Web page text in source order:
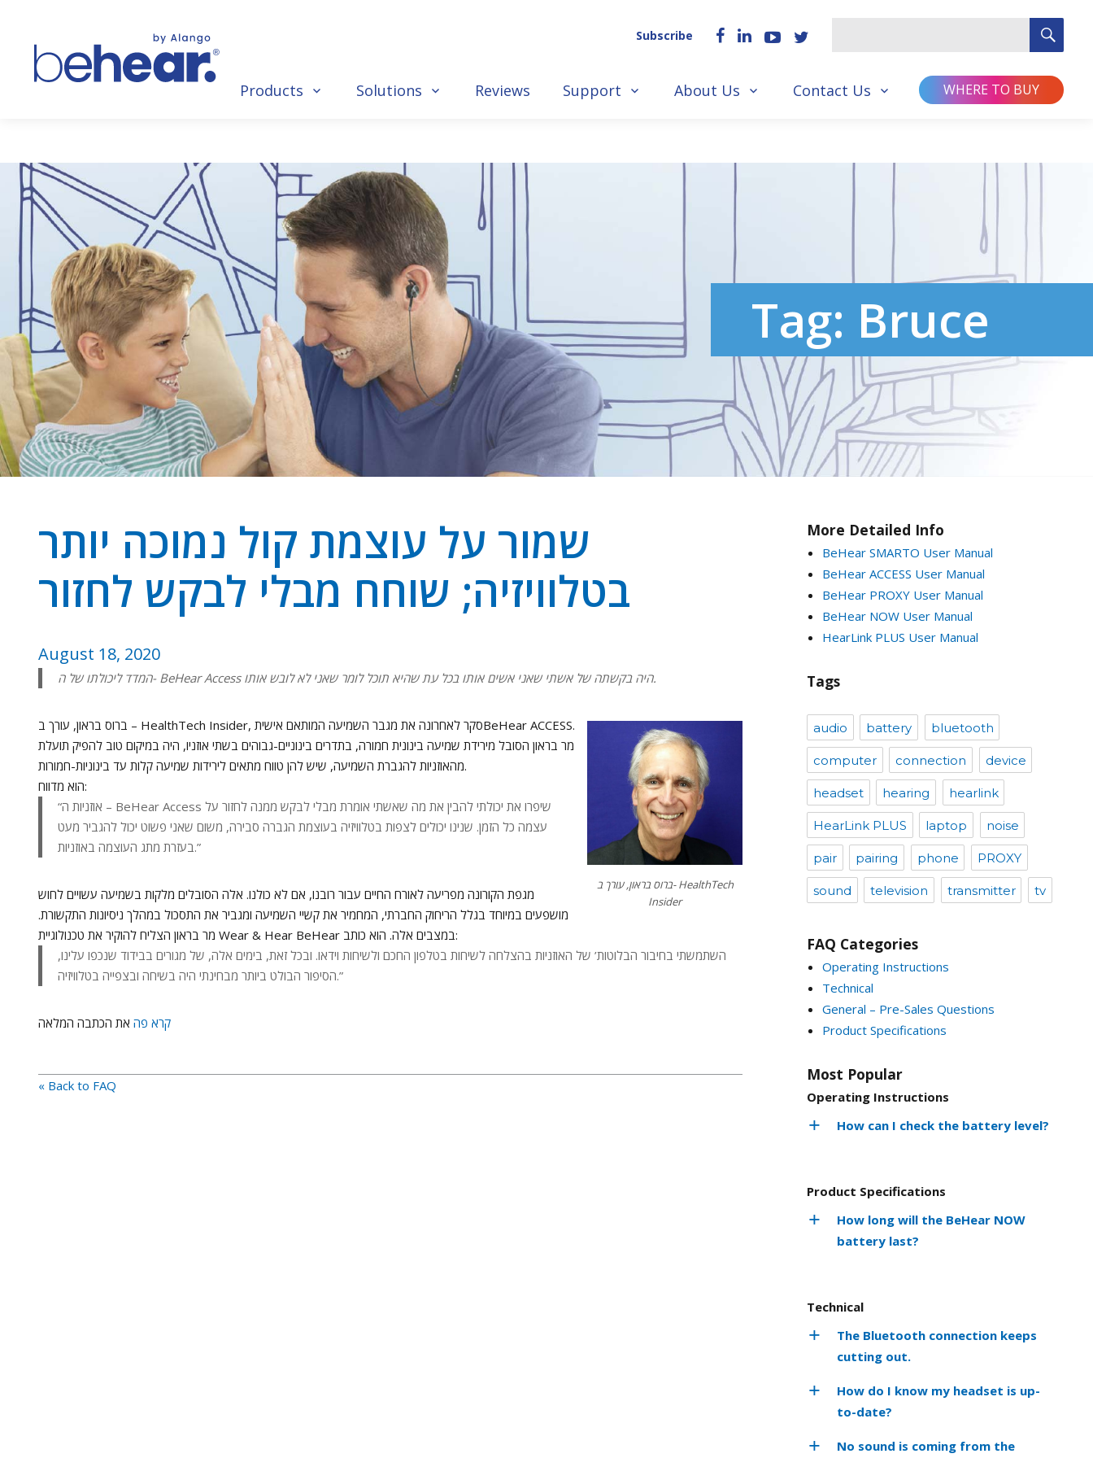
Subscribe
Products Solutions Reviews Support About Us Contact Us WHERE TO BUY
Tag: Bruce
שמור על עוצמת קול נמוכה יותר
בטלוויזיה; שוחח מבלי לבקש לחזור
August 18, 2020
המדד ליכולתו של ה- BeHear Access היה בקשתה של אשתי שאני אשים אותו בכל עת שהיא תוכל לומר שאני לא לובש אותו.
ברוס בראון, עורך ב- HealthTech
Insider
ברוס בראון, עורך ב – HealthTech Insider, סקר לאחרונה את מגבר השמיעה המותאם אישיתBeHear ACCESS.
מר בראון הסובל מירידת שמיעה בינונית חמורה, בתדרים בינוניים-גבוהים בשתי אוזניו, היה במיקום טוב להפיק תועלת
מהאוזניות להגברת השמיעה, שיש להן טווח מתאים לירידות שמיעה קלות עד בינוניות-חמורות.
הוא מדווח:
“אוזניות ה – BeHear Access שיפרו את יכולתי להבין את מה שאשתי אומרת מבלי לבקש ממנה לחזור על
עצמה כל הזמן. שנינו יכולים לצפות בטלוויזיה בעוצמת הגברה סבירה, משום שאני פשוט יכול להגביר מעט
בעזרת מתג העוצמה באוזניות.”
מגפת הקורונה מפריעה לאורח החיים עבור רובנו, אם לא כולנו. אלה הסובלים מלקות בשמיעה עשויים לחוש
מושפעים במיוחד בגלל הריחוק החברתי, המחמיר את קשיי השמיעה ומגביר את התסכול במהלך ניסיונות התקשורת.
מר בראון הצליח להוקיר את טכנולוגיית Wear & Hear BeHear במצבים אלה. הוא כותב:
השתמשתי בחיבור הבלוטות’ של האוזניות בהצלחה לשיחות בטלפון החכם ולשיחות וידאו. ובכל זאת, בימים אלה, של מגורים בבידוד שנכפו עלינו,
הסיפור הבולט ביותר מבחינתי היה בשיחה ובצפייה בטלוויזיה.”
קרא פה את הכתבה המלאה
« Back to FAQ
More Detailed Info
BeHear SMARTO User Manual
BeHear ACCESS User Manual
BeHear PROXY User Manual
BeHear NOW User Manual
HearLink PLUS User Manual
Tags
audio battery bluetooth
computer connection device
headset hearing hearlink
HearLink PLUS laptop noise
pair pairing phone PROXY
sound television transmitter tv
FAQ Categories
Operating Instructions
Technical
General – Pre-Sales Questions
Product Specifications
Most Popular
Operating Instructions
How can I check the battery level?
Product Specifications
How long will the BeHear NOW
battery last?
Technical
The Bluetooth connection keeps
cutting out.
How do I know my headset is up-
to-date?
No sound is coming from the